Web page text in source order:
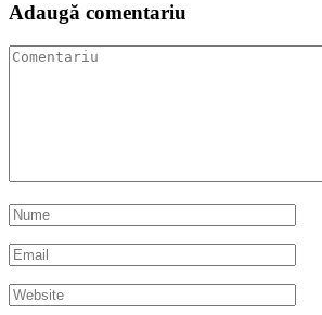
Adaugă comentariu